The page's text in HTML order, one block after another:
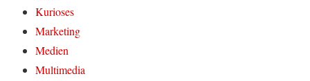
Kurioses
Marketing
Medien
Multimedia